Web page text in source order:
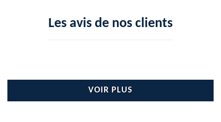
Les avis de nos clients
VOIR PLUS